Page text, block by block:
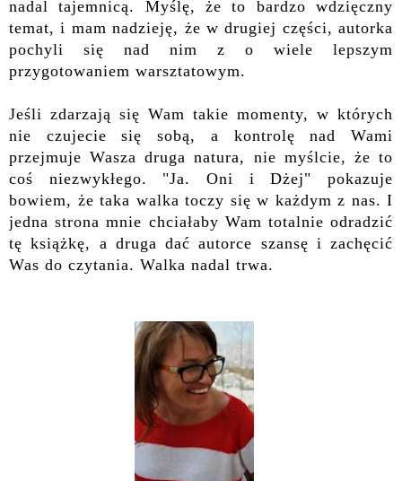
nadal tajemnicą. Myślę, że to bardzo wdzięczny
temat, i mam nadzieję, że w drugiej części, autorka
pochyli się nad nim z o wiele lepszym
przygotowaniem warsztatowym.
Jeśli zdarzają się Wam takie momenty, w których
nie czujecie się sobą, a kontrolę nad Wami
przejmuje Wasza druga natura, nie myślcie, że to
coś niezwykłego. "Ja. Oni i Dżej" pokazuje
bowiem, że taka walka toczy się w każdym z nas. I
jedna strona mnie chciałaby Wam totalnie odradzić
tę książkę, a druga dać autorce szansę i zachęcić
Was do czytania. Walka nadal trwa.